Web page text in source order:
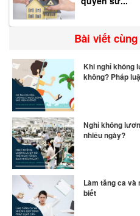
Bài viết
Khi nghỉ không
không? Pháp
Nghỉ không
nhiêu ngày?
Làm tăng ca và
biết